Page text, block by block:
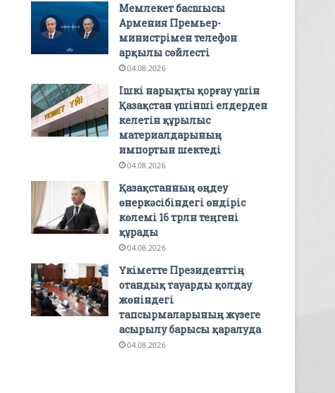
Мемлекет басшысы
Армения Премьер-
министрімен телефон
арқылы сөйлесті
04.08.2026
Ішкі нарықты қорғау үшін
Қазақстан үшінші елдерден
келетін құрылыс
материалдарының
импортын шектеді
04.08.2026
Қазақстанның өңдеу
өнеркәсібіндегі өндіріс
көлемі 16 трлн теңгені
құрады
04.08.2026
Үкіметте Президенттің
отандық тауарды қолдау
жөніндегі
тапсырмаларының жүзеге
асырылу барысы қаралуда
04.08.2026